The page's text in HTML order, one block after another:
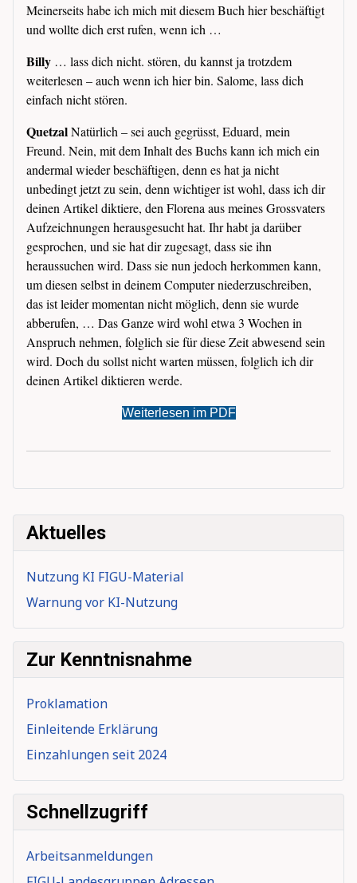
Meinerseits habe ich mich mit diesem Buch hier beschäftigt
und wollte dich erst rufen, wenn ich …
Billy … lass dich nicht. stören, du kannst ja trotzdem
weiterlesen – auch wenn ich hier bin. Salome, lass dich
einfach nicht stören.
QuetzalNatürlich – sei auch gegrüsst, Eduard, mein
Freund. Nein, mit dem Inhalt des Buchs kann ich mich ein
andermal wieder beschäftigen, denn es hat ja nicht
unbedingt jetzt zu sein, denn wichtiger ist wohl, dass ich dir
deinen Artikel diktiere, den Florena aus meines Grossvaters
Aufzeichnungen herausgesucht hat. Ihr habt ja darüber
gesprochen, und sie hat dir zugesagt, dass sie ihn
heraussuchen wird. Dass sie nun jedoch herkommen kann,
um diesen selbst in deinem Computer niederzuschreiben,
das ist leider momentan nicht möglich, denn sie wurde
abberufen, … Das Ganze wird wohl etwa 3 Wochen in
Anspruch nehmen, folglich sie für diese Zeit abwesend sein
wird. Doch du sollst nicht warten müssen, folglich ich dir
deinen Artikel diktieren werde.
Weiterlesen im PDF
Aktuelles
Nutzung KI FIGU-Material
Warnung vor KI-Nutzung
Zur Kenntnisnahme
Proklamation
Einleitende Erklärung
Einzahlungen seit 2024
Schnellzugriff
Arbeitsanmeldungen